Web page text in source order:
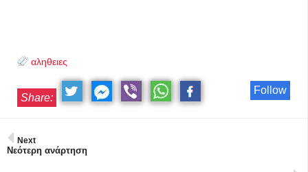
αληθειες
Follow
Share:
Next
Νεότερη ανάρτηση